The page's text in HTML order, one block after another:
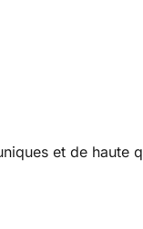
et de haute